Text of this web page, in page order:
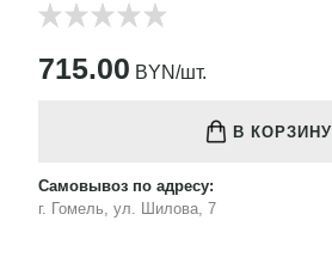
715.00 BYN/шт.
В КОРЗИНУ
Самовывоз по адресу:
г. Гомель, ул. Шилова, 7